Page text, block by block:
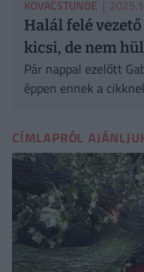
KOVACSTUNDE |
Halál felé
kicsi, de nem
Pár nappal ezelőtt
éppen ennek a
CÍMLAPRÓL